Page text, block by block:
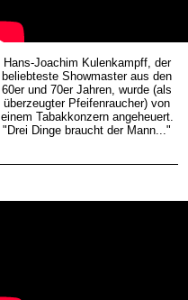
Hans-Joachim Kulenkampff, der
beliebteste Showmaster aus den
60er und 70er Jahren, wurde (als
überzeugter Pfeifenraucher) von
einem Tabakkonzern angeheuert.
"Drei Dinge braucht der Mann..."